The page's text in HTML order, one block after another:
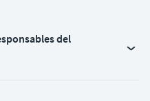
del